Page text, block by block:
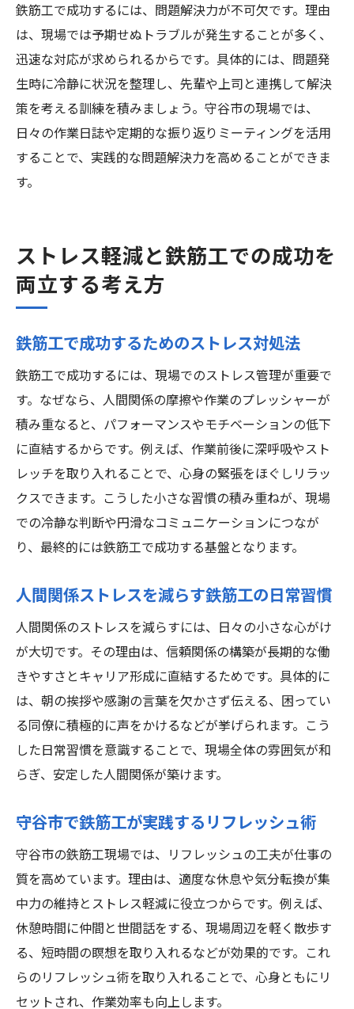
鉄筋工で成功するには、問題解決力が不可欠です。理由
は、現場では予期せぬトラブルが発生することが多く、
迅速な対応が求められるからです。具体的には、問題発
生時に冷静に状況を整理し、先輩や上司と連携して解決
策を考える訓練を積みましょう。守谷市の現場では、
日々の作業日誌や定期的な振り返りミーティングを活用
することで、実践的な問題解決力を高めることができま
す。
ストレス軽減と鉄筋工での成功を
両立する考え方
鉄筋工で成功するためのストレス対処法
鉄筋工で成功するには、現場でのストレス管理が重要で
す。なぜなら、人間関係の摩擦や作業のプレッシャーが
積み重なると、パフォーマンスやモチベーションの低下
に直結するからです。例えば、作業前後に深呼吸やスト
レッチを取り入れることで、心身の緊張をほぐしリラッ
クスできます。こうした小さな習慣の積み重ねが、現場
での冷静な判断や円滑なコミュニケーションにつなが
り、最終的には鉄筋工で成功する基盤となります。
人間関係ストレスを減らす鉄筋工の日常習慣
人間関係のストレスを減らすには、日々の小さな心がけ
が大切です。その理由は、信頼関係の構築が長期的な働
きやすさとキャリア形成に直結するためです。具体的に
は、朝の挨拶や感謝の言葉を欠かさず伝える、困ってい
る同僚に積極的に声をかけるなどが挙げられます。こう
した日常習慣を意識することで、現場全体の雰囲気が和
らぎ、安定した人間関係が築けます。
守谷市で鉄筋工が実践するリフレッシュ術
守谷市の鉄筋工現場では、リフレッシュの工夫が仕事の
質を高めています。理由は、適度な休息や気分転換が集
中力の維持とストレス軽減に役立つからです。例えば、
休憩時間に仲間と世間話をする、現場周辺を軽く散歩す
る、短時間の瞑想を取り入れるなどが効果的です。これ
らのリフレッシュ術を取り入れることで、心身ともにリ
セットされ、作業効率も向上します。